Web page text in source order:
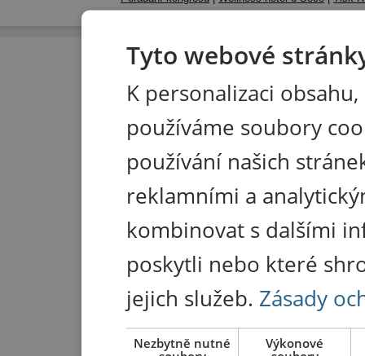
Tyto webové
K personalizaci
používáme soubory
používání našich
reklamními a
kombinovat s dalšími
poskytli nebo které
jejich služeb. Zásady
Nezbytně nutné
Výkonové